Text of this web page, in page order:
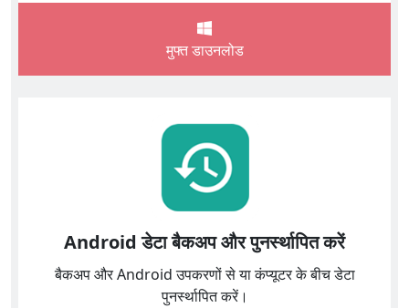
मुफ्त डाउनलोड
Android डेटा बैकअप और पुनर्स्थापित करें
बैकअप और Android उपकरणों से या कंप्यूटर के बीच डेटा
पुनर्स्थापित करें।